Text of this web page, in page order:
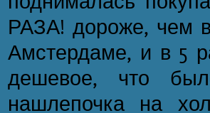
РАЗА! дороже, чем
Амстердаме, и в 5
дешевое, что
нашлепочка на